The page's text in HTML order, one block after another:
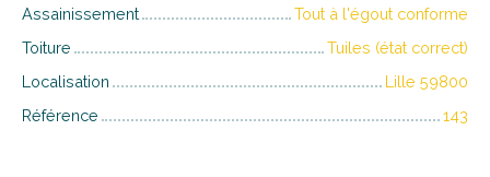
Assainissement
Tout à l'égout conforme
Toiture
Tuiles (état correct)
Localisation
Lille 59800
Référence
143